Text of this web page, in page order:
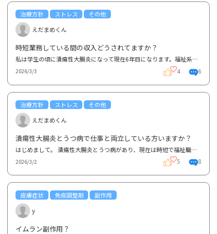
治療方針 ストレス
その他
えだまめくん
時短業務している間の収入どうされてますか？
私は学生の頃に潰瘍性大腸炎になって現在6年目になります。福祉系の専門学校を卒業後、社会人3年目で潰...
2026/3/3 4 6
治療方針 ストレス
その他
えだまめくん
潰瘍性大腸炎とうつ病で仕事と両立している方いますか？
はじめまして。 潰瘍性大腸炎とうつ病があり、現在は時短で福祉職をしています。 体調とメンタルの...
2026/3/2 5 8
皮膚症状 免疫調整剤
副作用
y
イムラン副作用？